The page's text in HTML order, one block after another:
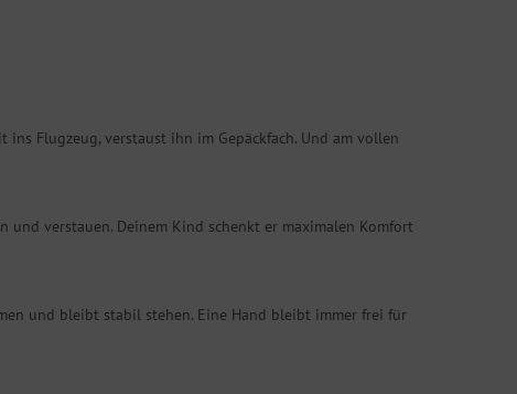
Flugzeug, verstaust ihn im Gepäckfach. Und am vollen
und verstauen. Deinem Kind schenkt er maximalen Komfort
und bleibt stabil stehen. Eine Hand bleibt immer frei für